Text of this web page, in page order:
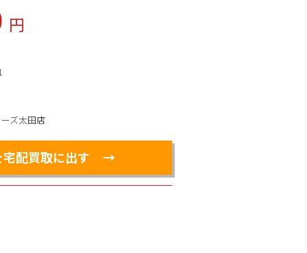
円
ズ太田店
配買取に出す